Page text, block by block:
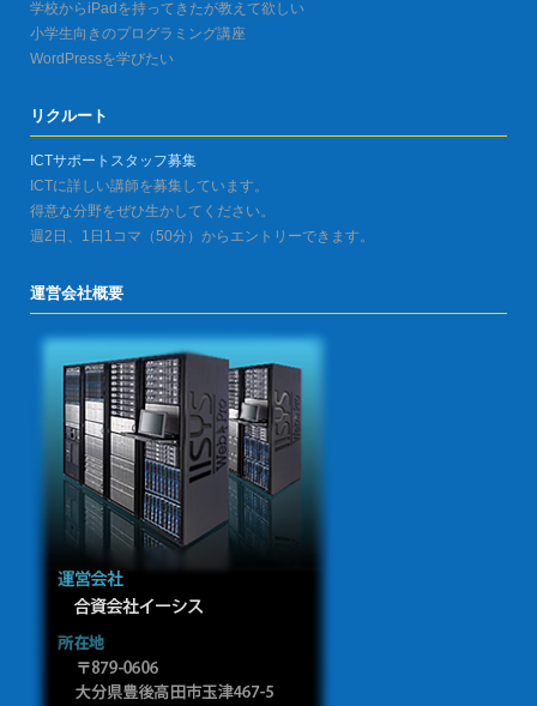
学校からiPadを持ってきたが教えて欲しい
小学生向きのプログラミング講座
WordPressを学びたい
リクルート
ICTサポートスタッフ募集
ICTに詳しい講師を募集しています。
得意な分野をぜひ生かしてください。
週2日、1日1コマ（50分）からエントリーできます。
運営会社概要